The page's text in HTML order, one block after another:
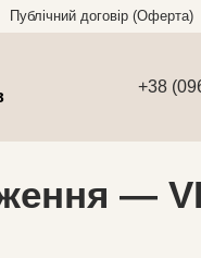
Публічний договір (Оферта)
+38
—